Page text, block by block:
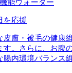
を応援
膚・被毛の健康
す。さらに、お腹
内環境バランス